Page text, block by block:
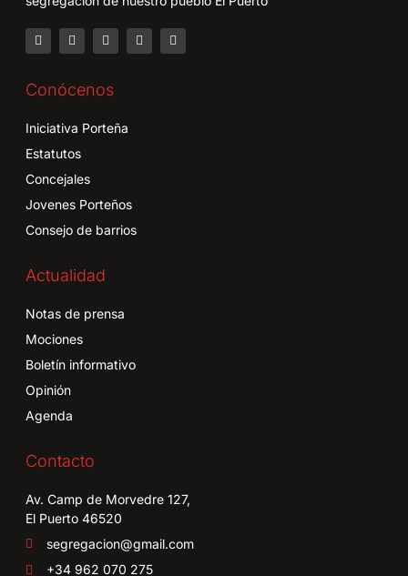
Conócenos
Iniciativa Porteña
Estatutos
Concejales
Jovenes Porteños
Consejo de barrios
Actualidad
Notas de prensa
Mociones
Boletín informativo
Opinión
Agenda
Contacto
Av. Camp de Morvedre 127,
El Puerto 46520
segregacion@gmail.com
+34 962 070 275